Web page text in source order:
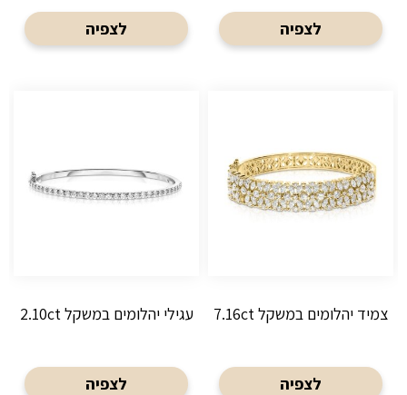
לצפיה לצפיה
צמיד יהלומים במשקל 7.16ct
לצפיה
עגילי יהלומים במשקל 2.10ct
לצפיה